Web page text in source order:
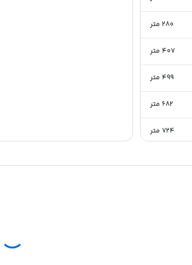
280 متر
407 متر
499 متر
682 متر
724 متر